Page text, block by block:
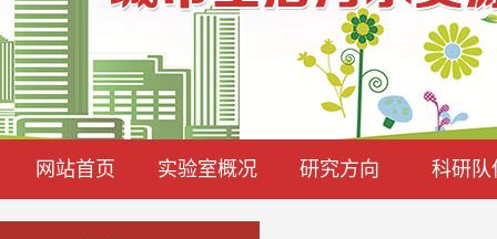
网站首页 实验室概况 研究方向 科研队